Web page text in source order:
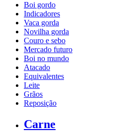
Boi gordo
Indicadores
Vaca gorda
Novilha gorda
Couro e sebo
Mercado futuro
Boi no mundo
Atacado
Equivalentes
Leite
Grãos
Reposição
Carne